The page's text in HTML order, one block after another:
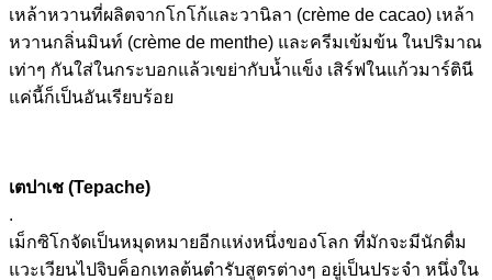
เหล้าหวานที่ผลิตจากโกโก้และวานิลา (crème de cacao) เหล้า
หวานกลิ่นมินท์ (crème de menthe) และครีมเข้มข้น ในปริมาณ
เท่าๆ กันใส่ในกระบอกแล้วเขย่ากับน้ำแข็ง เสิร์ฟในแก้วมาร์ตินี
แค่นี้ก็เป็นอันเรียบร้อย
เตปาเช (Tepache)
.
เม็กซิโกจัดเป็นหมุดหมายอีกแห่งหนึ่งของโลก ที่มักจะมีนักดื่ม
แวะเวียนไปจิบค็อกเทลต้นตำรับสูตรต่างๆ อยู่เป็นประจำ หนึ่งใน